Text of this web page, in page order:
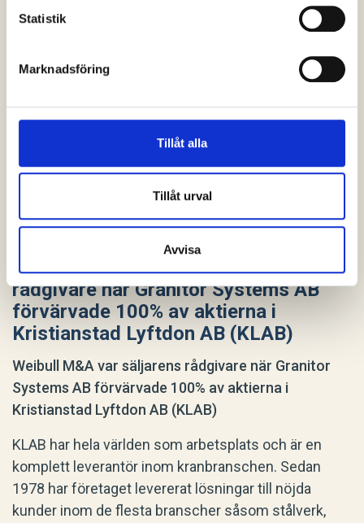
Statistik
Marknadsföring
Tillåt alla
Tillåt urval
Avvisa
Lars Weibull AB var säljarens
rådgivare när Granitor Systems AB
förvärvade 100% av aktierna i
Kristianstad Lyftdon AB (KLAB)
Weibull M&A var säljarens rådgivare när Granitor
Systems AB förvärvade 100% av aktierna i
Kristianstad Lyftdon AB (KLAB)
KLAB har hela världen som arbetsplats och är en
komplett leverantör inom kranbranschen. Sedan
1978 har företaget levererat lösningar till nöjda
kunder inom de flesta branscher såsom stålverk,